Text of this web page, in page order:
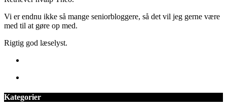
Vi er endnu ikke så mange seniorbloggere, så det vil jeg gerne være
med til at gøre op med.
Rigtig god læselyst.
Kategorier